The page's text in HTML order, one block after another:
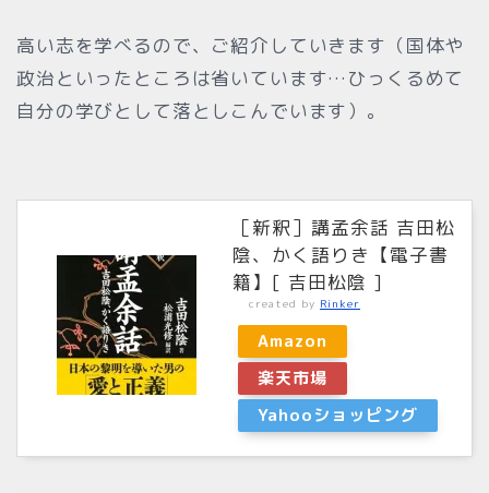
高い志を学べるので、ご紹介していきます（国体や
政治といったところは省いています…ひっくるめて
自分の学びとして落としこんでいます）。
［新釈］講孟余話 吉田松
陰、かく語りき【電子書
籍】[ 吉田松陰 ]
created by Rinker
Amazon
楽天市場
Yahooショッピング